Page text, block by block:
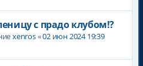
с прадо клубом!?
xenros«02 июн 2024 19:39